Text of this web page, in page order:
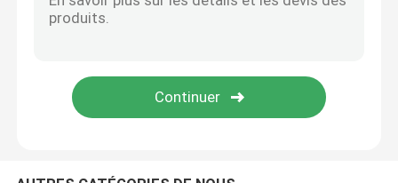
le trou de hss a vu
Peu de noyau de diamant